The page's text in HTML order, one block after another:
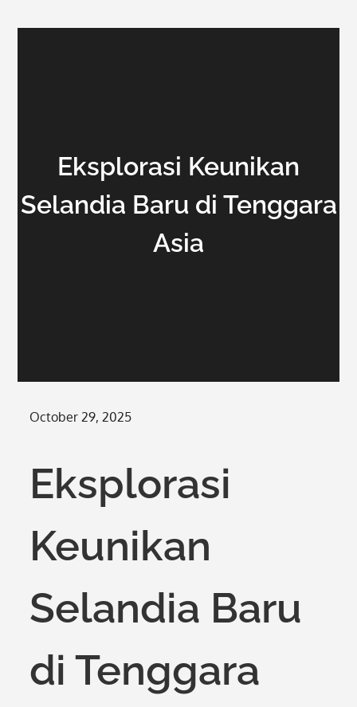
Eksplorasi Keunikan
Selandia Baru di Tenggara
Asia
Posted
October 29, 2025
Eksplorasi
Keunikan
Selandia Baru
di Tenggara